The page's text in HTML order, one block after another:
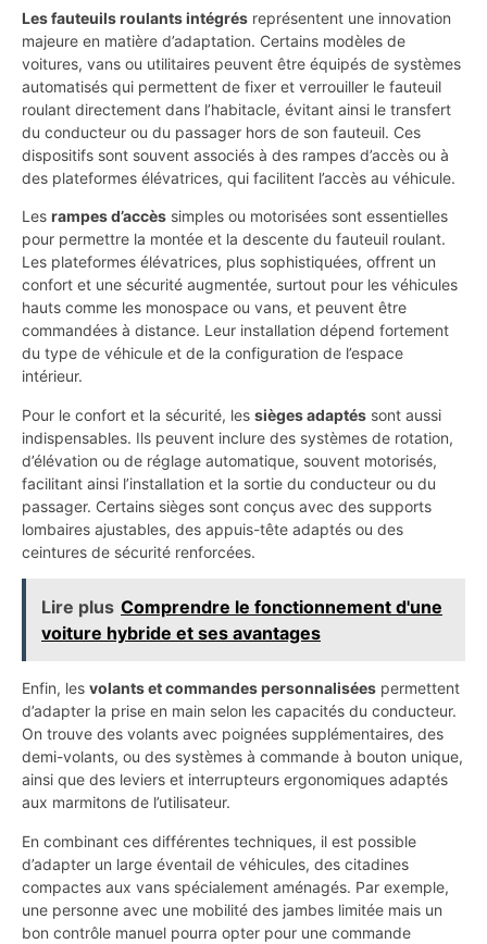
Les fauteuils roulants intégrés représentent une innovation
majeure en matière d’adaptation. Certains modèles de
voitures, vans ou utilitaires peuvent être équipés de systèmes
automatisés qui permettent de fixer et verrouiller le fauteuil
roulant directement dans l’habitacle, évitant ainsi le transfert
du conducteur ou du passager hors de son fauteuil. Ces
dispositifs sont souvent associés à des rampes d’accès ou à
des plateformes élévatrices, qui facilitent l’accès au véhicule.
Les rampes d’accès simples ou motorisées sont essentielles
pour permettre la montée et la descente du fauteuil roulant.
Les plateformes élévatrices, plus sophistiquées, offrent un
confort et une sécurité augmentée, surtout pour les véhicules
hauts comme les monospace ou vans, et peuvent être
commandées à distance. Leur installation dépend fortement
du type de véhicule et de la configuration de l’espace
intérieur.
Pour le confort et la sécurité, les sièges adaptés sont aussi
indispensables. Ils peuvent inclure des systèmes de rotation,
d’élévation ou de réglage automatique, souvent motorisés,
facilitant ainsi l’installation et la sortie du conducteur ou du
passager. Certains sièges sont conçus avec des supports
lombaires ajustables, des appuis-tête adaptés ou des
ceintures de sécurité renforcées.
Lire plus Comprendre le fonctionnement d'une
voiture hybride et ses avantages
Enfin, les volants et commandes personnalisées permettent
d’adapter la prise en main selon les capacités du conducteur.
On trouve des volants avec poignées supplémentaires, des
demi-volants, ou des systèmes à commande à bouton unique,
ainsi que des leviers et interrupteurs ergonomiques adaptés
aux marmitons de l’utilisateur.
En combinant ces différentes techniques, il est possible
d’adapter un large éventail de véhicules, des citadines
compactes aux vans spécialement aménagés. Par exemple,
une personne avec une mobilité des jambes limitée mais un
bon contrôle manuel pourra opter pour une commande